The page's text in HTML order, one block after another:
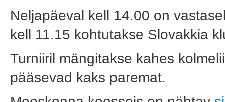
Neljapäeval kell 14.00 on
kell 11.15 kohtutakse Slovakkia
Turniiril mängitakse kahes
pääsevad kaks paremat.